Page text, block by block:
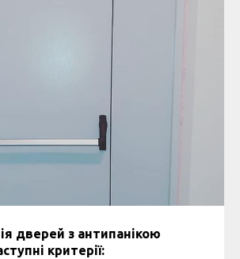
дверей з антипанікою
критерії: